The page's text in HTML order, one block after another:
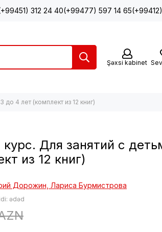
312 24 40(+99477) 597 14 65
Şəxsi kabinet
4 лет (комплект из 12 книг)
Для занятий с
из 12 книг)
Дорожин, Лариса Бурмистрова
ədəd